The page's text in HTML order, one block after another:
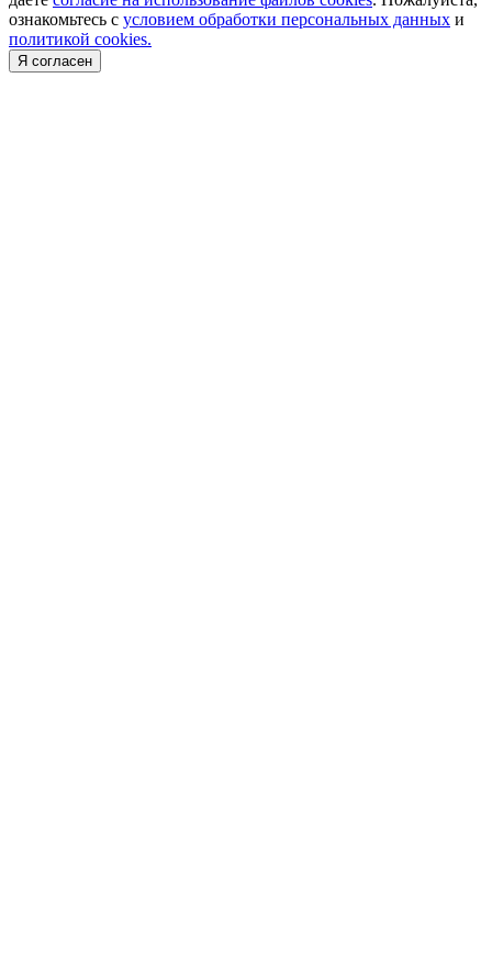
ознакомьтесь с условием обработки персональных данных и
политикой cookies.
Я согласен